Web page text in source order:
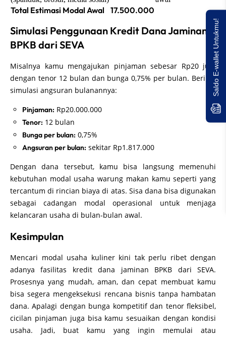
Total Estimasi Modal Awal 17.500.000
Simulasi Penggunaan Kredit Dana Jaminan
BPKB dari SEVA
Misalnya kamu mengajukan pinjaman sebesar Rp20 juta
dengan tenor 12 bulan dan bunga 0,75% per bulan. Berikut
simulasi angsuran bulanannya:
Pinjaman: Rp20.000.000
Tenor: 12 bulan
Bunga per bulan: 0,75%
Angsuran per bulan: sekitar Rp1.817.000
Dengan dana tersebut, kamu bisa langsung memenuhi
kebutuhan modal usaha warung makan kamu seperti yang
tercantum di rincian biaya di atas. Sisa dana bisa digunakan
sebagai cadangan modal operasional untuk menjaga
kelancaran usaha di bulan-bulan awal.
Kesimpulan
Mencari modal usaha kuliner kini tak perlu ribet dengan
adanya fasilitas kredit dana jaminan BPKB dari SEVA.
Prosesnya yang mudah, aman, dan cepat membuat kamu
bisa segera mengeksekusi rencana bisnis tanpa hambatan
dana. Apalagi dengan bunga kompetitif dan tenor fleksibel,
cicilan pinjaman juga bisa kamu sesuaikan dengan kondisi
usaha. Jadi, buat kamu yang ingin memulai atau
Saldo E-wallet Untukmu!